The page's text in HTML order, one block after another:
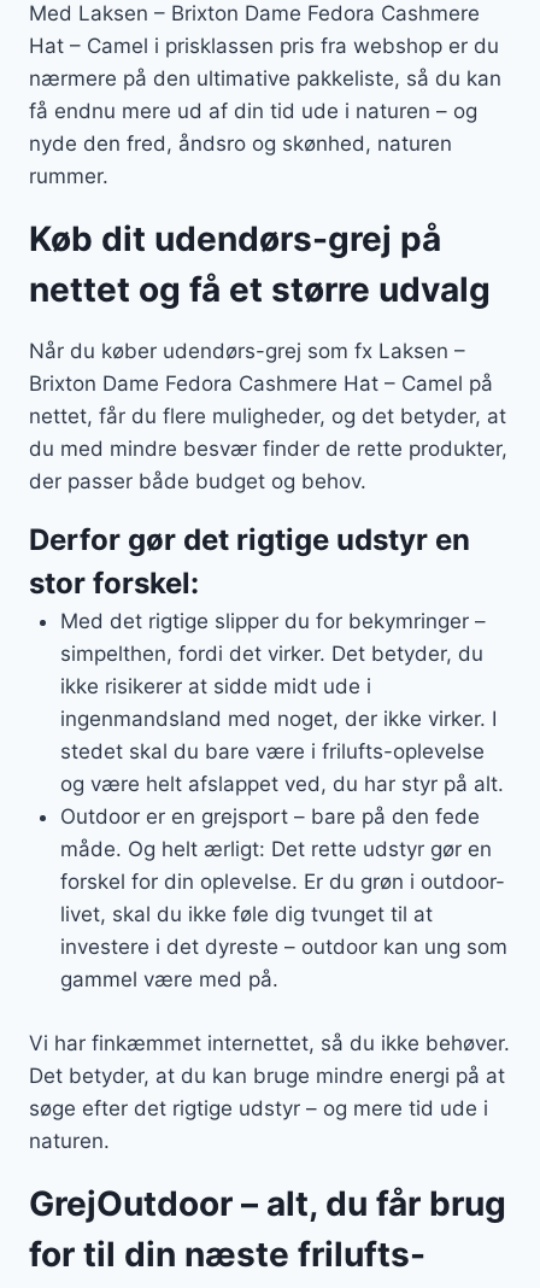
Med Laksen – Brixton Dame Fedora Cashmere
Hat – Camel i prisklassen pris fra webshop er du
nærmere på den ultimative pakkeliste, så du kan
få endnu mere ud af din tid ude i naturen – og
nyde den fred, åndsro og skønhed, naturen
rummer.
Køb dit udendørs-grej på
nettet og få et større udvalg
Når du køber udendørs-grej som fx Laksen –
Brixton Dame Fedora Cashmere Hat – Camel på
nettet, får du flere muligheder, og det betyder, at
du med mindre besvær finder de rette produkter,
der passer både budget og behov.
Derfor gør det rigtige udstyr en
stor forskel:
Med det rigtige slipper du for bekymringer –
simpelthen, fordi det virker. Det betyder, du
ikke risikerer at sidde midt ude i
ingenmandsland med noget, der ikke virker. I
stedet skal du bare være i frilufts-oplevelse
og være helt afslappet ved, du har styr på alt.
Outdoor er en grejsport – bare på den fede
måde. Og helt ærligt: Det rette udstyr gør en
forskel for din oplevelse. Er du grøn i outdoor-
livet, skal du ikke føle dig tvunget til at
investere i det dyreste – outdoor kan ung som
gammel være med på.
Vi har finkæmmet internettet, så du ikke behøver.
Det betyder, at du kan bruge mindre energi på at
søge efter det rigtige udstyr – og mere tid ude i
naturen.
GrejOutdoor – alt, du får brug
for til din næste frilufts-